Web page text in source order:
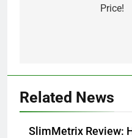
Price!
Related News
SlimMetrix Review: